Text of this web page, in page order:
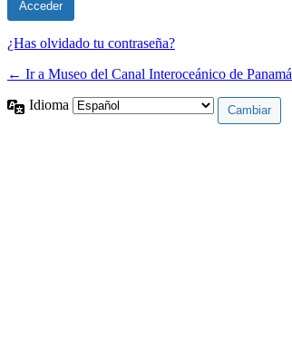
¿Has olvidado tu contraseña?
← Ir a Museo del Canal Interoceánico de Panamá
Idioma